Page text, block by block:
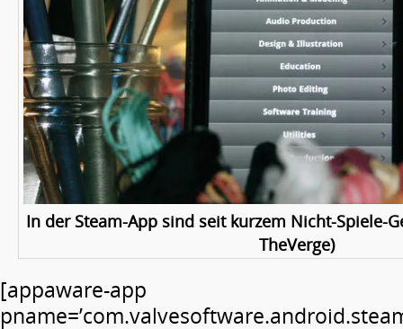
In der Steam-App sind seit kurzem Nicht-Spiele-
TheVerge)
[appaware-app